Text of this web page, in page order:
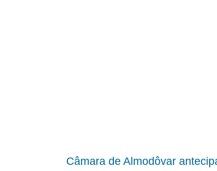
Câmara de Almodôvar